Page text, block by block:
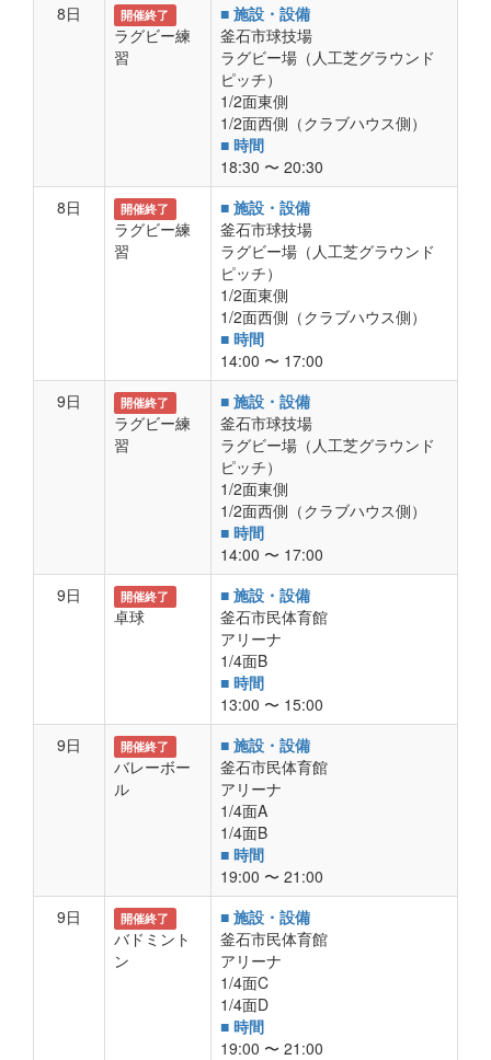
8日
開催終了
ラグビー練
習
■ 施設・設備
釜石市球技場
ラグビー場（人工芝グラウンド
ピッチ）
1/2面東側
1/2面西側（クラブハウス側）
■ 時間
18:30 〜 20:30
8日
開催終了
ラグビー練
習
■ 施設・設備
釜石市球技場
ラグビー場（人工芝グラウンド
ピッチ）
1/2面東側
1/2面西側（クラブハウス側）
■ 時間
14:00 〜 17:00
9日
開催終了
ラグビー練
習
■ 施設・設備
釜石市球技場
ラグビー場（人工芝グラウンド
ピッチ）
1/2面東側
1/2面西側（クラブハウス側）
■ 時間
14:00 〜 17:00
9日
開催終了
卓球
■ 施設・設備
釜石市民体育館
アリーナ
1/4面B
■ 時間
13:00 〜 15:00
9日
開催終了
バレーボー
ル
■ 施設・設備
釜石市民体育館
アリーナ
1/4面A
1/4面B
■ 時間
19:00 〜 21:00
9日
開催終了
バドミント
ン
■ 施設・設備
釜石市民体育館
アリーナ
1/4面C
1/4面D
■ 時間
19:00 〜 21:00